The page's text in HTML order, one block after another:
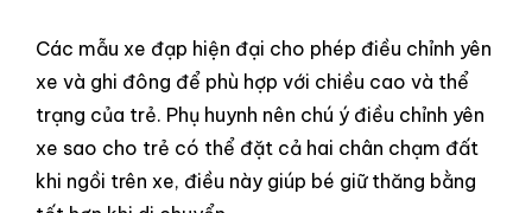
Các mẫu xe đạp hiện đại cho phép điều chỉnh yên
xe và ghi đông để phù hợp với chiều cao và thể
trạng của trẻ. Phụ huynh nên chú ý điều chỉnh yên
xe sao cho trẻ có thể đặt cả hai chân chạm đất
khi ngồi trên xe, điều này giúp bé giữ thăng bằng